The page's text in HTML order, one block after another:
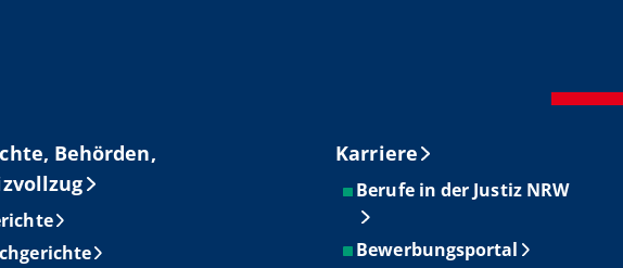
Behörden,
Karriere
Berufe in der Justiz NRW
Bewerbungsportal